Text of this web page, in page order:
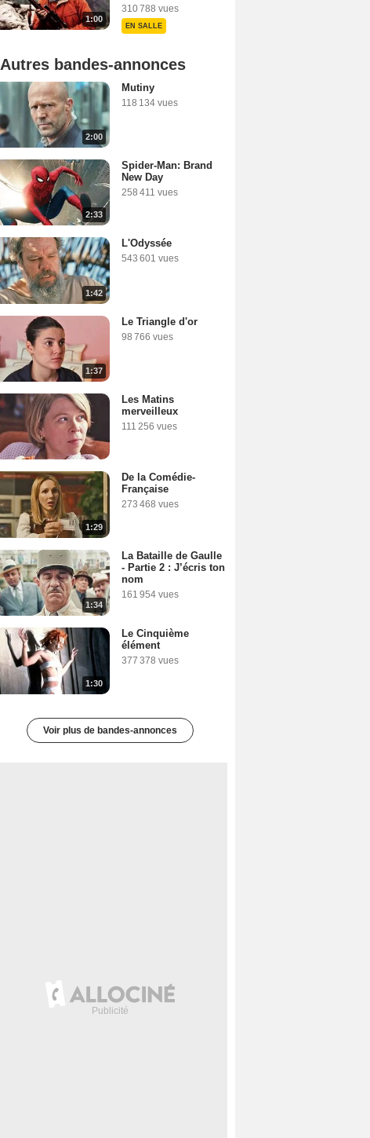
1:00
310 788 vues
EN SALLE
Autres bandes-annonces
2:00
Mutiny
118 134 vues
2:33
Spider-Man: Brand
New Day
258 411 vues
1:42
L'Odyssée
543 601 vues
1:37
Le Triangle d'or
98 766 vues
Les Matins
merveilleux
111 256 vues
1:29
De la Comédie-
Française
273 468 vues
1:34
La Bataille de Gaulle
- Partie 2 : J’écris ton
nom
161 954 vues
1:30
Le Cinquième
élément
377 378 vues
Voir plus de bandes-annonces